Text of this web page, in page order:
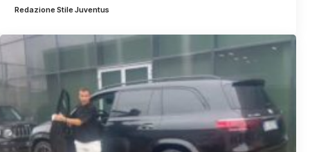
Redazione Stile Juventus